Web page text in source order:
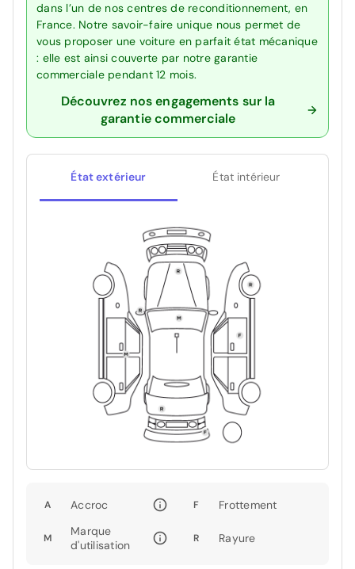
dans l’un de nos centres de reconditionnement, en
France. Notre savoir-faire unique nous permet de
vous proposer une voiture en parfait état mécanique
: elle est ainsi couverte par notre garantie
commerciale pendant 12 mois.
Découvrez nos engagements sur la
garantie commerciale
État extérieur État intérieur
A Accroc F Frottement
M
Marque
d'utilisation
R Rayure